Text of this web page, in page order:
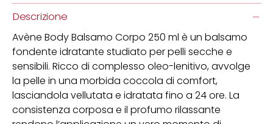
Descrizione
Avène Body Balsamo Corpo 250 ml è un balsamo
fondente idratante studiato per pelli secche e
sensibili. Ricco di complesso oleo-lenitivo, avvolge
la pelle in una morbida coccola di comfort,
lasciandola vellutata e idratata fino a 24 ore. La
consistenza corposa e il profumo rilassante